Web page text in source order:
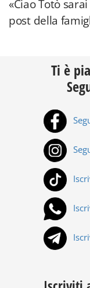
«Ciao Totò
post della
Ti è